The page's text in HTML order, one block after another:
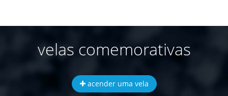
velas comemorativas
acender uma vela